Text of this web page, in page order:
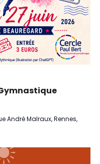
André Malraux, Rennes,